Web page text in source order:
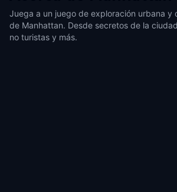
Juega a un juego de exploración urbana y
de Manhattan. Desde secretos de la
no turistas y más.